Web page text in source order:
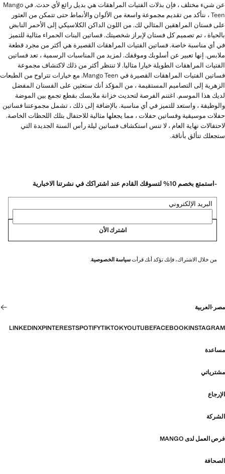
عن شيء مختلف ، فإن بذلات الفتيات المراهقات هي بديل رائع لأي حدث. في Mango
Teen ، نتأكد من تقديم مجموعة واسعة من الألوان والأنماط حتى تتمكن من العثور
على فستان المراهقين المثالي لك. من اللون الداكن الكلاسيكي إلى الأحمر النابض
بالحياة ، تم تصميم كل فستان لإبراز شخصيتك. فساتين البنات الحمراء مثالية للتميز
في أي مناسبة خاصة. فساتين الفتيات المراهقات القصيرة هي أكثر من مجرد قطعة
ملابس. إنها تعبير عن أسلوبك وموقفك. لمزيد من المناسبات الرسمية ، تعد فساتين
الفتيات المراهقات الطويلة خيارا مثاليا. لا تنتظر أكثر من ذلك لاكتشاف مجموعة
فساتين الفتيات المراهقات القصيرة في Mango Teen. مع خيارات تتراوح من الطبعات
الزهرية إلى التصاميم المستقيمة ، من المؤكد أنك ستعثين على الفستان المفضل
لديك هذا الموسم. اغتنم الفرصة لتحديث خزانة ملابسك بقطع تجمع بين الموضة
والوظيفة ، واستعد للتميز في أي مناسبة. بالإضافة إلى ذلك ، تشمل مجموعتنا فساتين
حفلات موسيقية وفساتين حفلات ، مما يجعلها مثالية للاحتفال بتلك اللحظات الخاصة.
لاحتفالات نهاية العام ، لا تنس استكشاف فساتين ليلة رأس السنة الجديدة التي
ستجعلك تتألق بأناقة.
-استمتع بخصم 10% لتسوقك القادم عند اشتراكك في نشرتنا الاخبارية
البريد الإلكتروني
اشترك الأن
من خلال الاشتراك، فإنك تؤكد أنك قرأتسياسة الخصوصية.
مصر ·العربية
INSTAGRAM
FACEBOOK
YOUTUBE
TIKTOK
SPOTIFY
PINTEREST
X
LINKEDIN
مساعدة
مشترياتي
الإرجاع
الشركة
فرص العمل لدى MANGO
الصحافة